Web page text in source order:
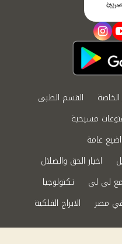
youtube
instagram
الخاصة
القسم الطبي
مسيحية
عامة
اخبار الحق والضلال
لى لى
تكنولوجيا
في مصر
الابراج الفلكية